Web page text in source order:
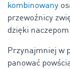
kombinowany
przewoźnicy
dzięki
Przynajmniej w
panować